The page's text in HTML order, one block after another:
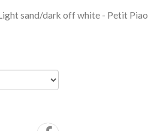
sand/dark off white - Petit Piao